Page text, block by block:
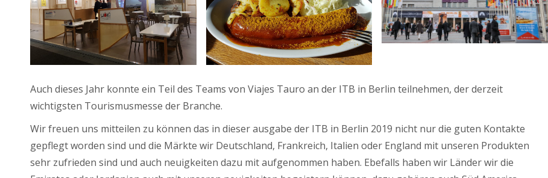
Auch dieses Jahr konnte ein Teil des Teams von Viajes Tauro an der ITB in Berlin teilnehmen, der derzeit
wichtigsten Tourismusmesse der Branche.
Wir freuen uns mitteilen zu können das in dieser ausgabe der ITB in Berlin 2019 nicht nur die guten Kontakte
gepflegt worden sind und die Märkte wir Deutschland, Frankreich, Italien oder England mit unseren Produkten
sehr zufrieden sind und auch neuigkeiten dazu mit aufgenommen haben. Ebefalls haben wir Länder wir die